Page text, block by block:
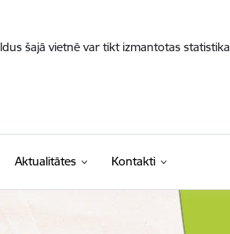
šajā vietnē var tikt izmantotas
Aktualitātes Kontakti